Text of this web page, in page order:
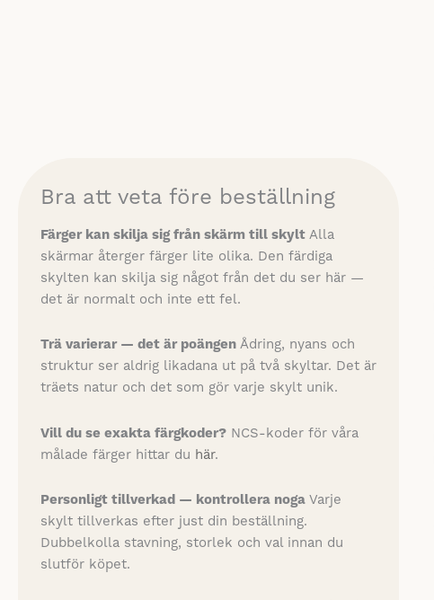
Bra att veta före beställning
Färger kan skilja sig från skärm till skylt Alla
skärmar återger färger lite olika. Den färdiga
skylten kan skilja sig något från det du ser här —
det är normalt och inte ett fel.
Trä varierar — det är poängen Ådring, nyans och
struktur ser aldrig likadana ut på två skyltar. Det är
träets natur och det som gör varje skylt unik.
Vill du se exakta färgkoder? NCS-koder för våra
målade färger hittar du här.
Personligt tillverkad — kontrollera noga Varje
skylt tillverkas efter just din beställning.
Dubbelkolla stavning, storlek och val innan du
slutför köpet.